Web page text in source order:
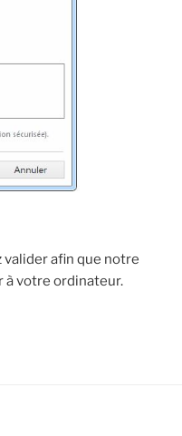
afin que notre
à votre ordinateur.